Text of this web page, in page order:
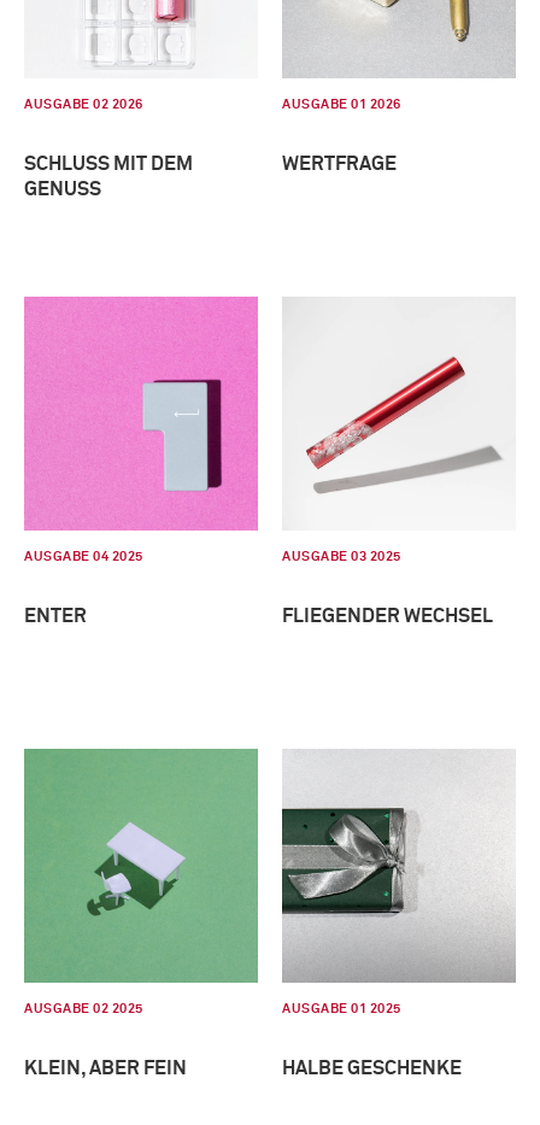
AUSGABE 02 2026
SCHLUSS MIT DEM
GENUSS
AUSGABE 01 2026
WERTFRAGE
AUSGABE 04 2025
ENTER
AUSGABE 03 2025
FLIEGENDER WECHSEL
AUSGABE 02 2025
KLEIN, ABER FEIN
AUSGABE 01 2025
HALBE GESCHENKE